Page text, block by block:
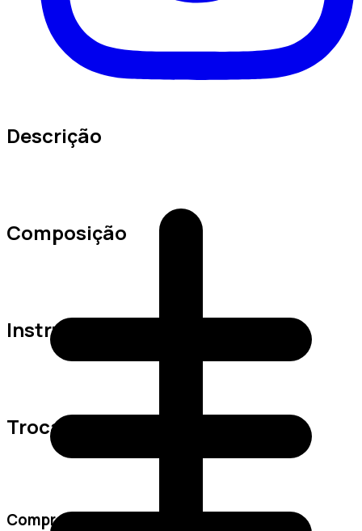
Descrição
Composição
Instruções de Lavagem
Trocas e Devoluções
Comprar conjunto